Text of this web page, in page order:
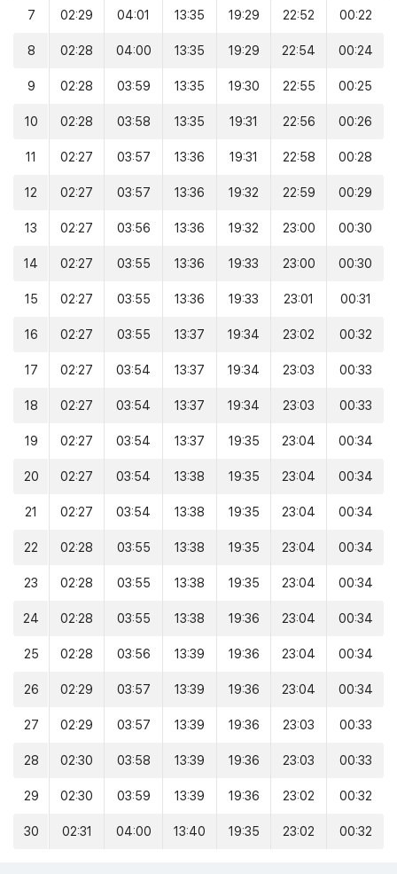
7 02:29 04:01 13:35 19:29 22:52 00:22
8 02:28 04:00 13:35 19:29 22:54 00:24
9 02:28 03:59 13:35 19:30 22:55 00:25
10 02:28 03:58 13:35 19:31 22:56 00:26
11 02:27 03:57 13:36 19:31 22:58 00:28
12 02:27 03:57 13:36 19:32 22:59 00:29
13 02:27 03:56 13:36 19:32 23:00 00:30
14 02:27 03:55 13:36 19:33 23:00 00:30
15 02:27 03:55 13:36 19:33 23:01 00:31
16 02:27 03:55 13:37 19:34 23:02 00:32
17 02:27 03:54 13:37 19:34 23:03 00:33
18 02:27 03:54 13:37 19:34 23:03 00:33
19 02:27 03:54 13:37 19:35 23:04 00:34
20 02:27 03:54 13:38 19:35 23:04 00:34
21 02:27 03:54 13:38 19:35 23:04 00:34
22 02:28 03:55 13:38 19:35 23:04 00:34
23 02:28 03:55 13:38 19:35 23:04 00:34
24 02:28 03:55 13:38 19:36 23:04 00:34
25 02:28 03:56 13:39 19:36 23:04 00:34
26 02:29 03:57 13:39 19:36 23:04 00:34
27 02:29 03:57 13:39 19:36 23:03 00:33
28 02:30 03:58 13:39 19:36 23:03 00:33
29 02:30 03:59 13:39 19:36 23:02 00:32
30 02:31 04:00 13:40 19:35 23:02 00:32